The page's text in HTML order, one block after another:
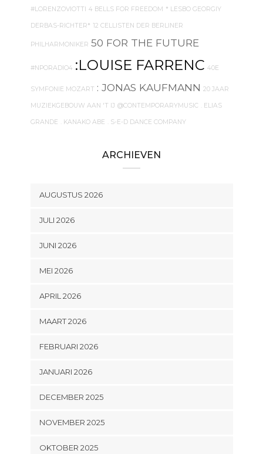
#LORENZOVIOTTI 4 BELLS FOR FREEDOM * LESBO GEORGIY
DERBAS-RICHTER* 12 CELLISTEN DER BERLINER
PHILHARMONIKER 50 FOR THE FUTURE
#NPORADIO4 :LOUISE FARRENC 40E
SYMFONIE MOZART : JONAS KAUFMANN 20 JAAR
MUZIEKGEBOUW AAN 'T IJ @CONTEMPORARYMUSIC . ELIAS
GRANDE . KANAKO ABE . S-E-D DANCE COMPANY
ARCHIEVEN
AUGUSTUS 2026
JULI 2026
JUNI 2026
MEI 2026
APRIL 2026
MAART 2026
FEBRUARI 2026
JANUARI 2026
DECEMBER 2025
NOVEMBER 2025
OKTOBER 2025